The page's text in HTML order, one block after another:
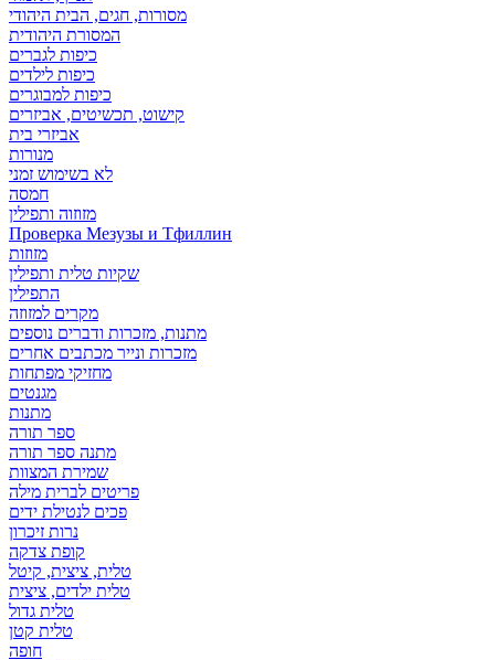
מסורות, חגים, הבית היהודי
המסורת היהודית
כיפות לגברים
כיפות לילדים
כיפות למבוגרים
קישוט, תכשיטים, אביזרים
אביזרי בית
מנורות
לא בשימוש זמני
חמסה
מזוזוה ותפילין
Проверка Мезузы и Тфиллин
מזוזות
שקיות טלית ותפילין
התפילין
מקרים למזוזה
מתנות, מזכרות ודברים נוספים
מזכרות ונייר מכתבים אחרים
מחזיקי מפתחות
מגנטים
מתנות
ספר תורה
מתנה ספר תורה
שמירת המצוות
פריטים לברית מילה
פכים לנטילת ידים
נרות זיכרון
קופת צדקה
טלית, ציצית, קיטל
טלית ילדים, ציצית
טלית גדול
טלית קטן